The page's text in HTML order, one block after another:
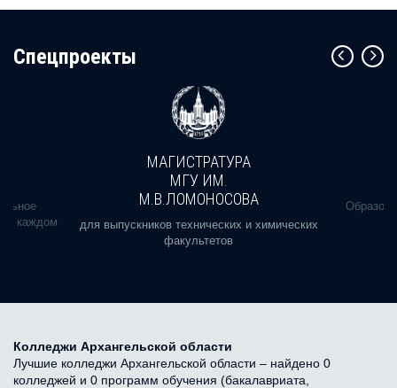
Cпецпроекты
в каждом
МАГИСТРАТУРА
МГУ ИМ.
М.В.ЛОМОНОСОВА
для выпускников технических и химических
факультетов
Колледжи Архангельской области
Лучшие колледжи Архангельской области – найдено 0
колледжей и 0 программ обучения (бакалавриата,